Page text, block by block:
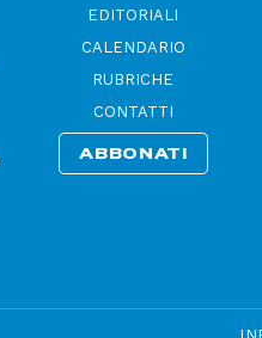
EDITORIALI
CALENDARIO
RUBRICHE
CONTATTI
ABBONATI